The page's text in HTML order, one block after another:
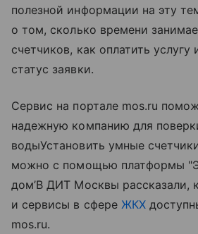
полезной информации на эту
о том, сколько времени
счетчиков, как оплатить услугу
статус заявки.
Сервис на портале mos.ru
надежную компанию для
водыУстановить умные
можно с помощью платформы
дом’В ДИТ Москвы рассказали,
и сервисы в сфере ЖКХ
mos.ru.